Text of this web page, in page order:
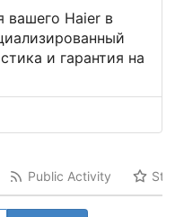
вашего Haier в
и гарантия на
Public Activity